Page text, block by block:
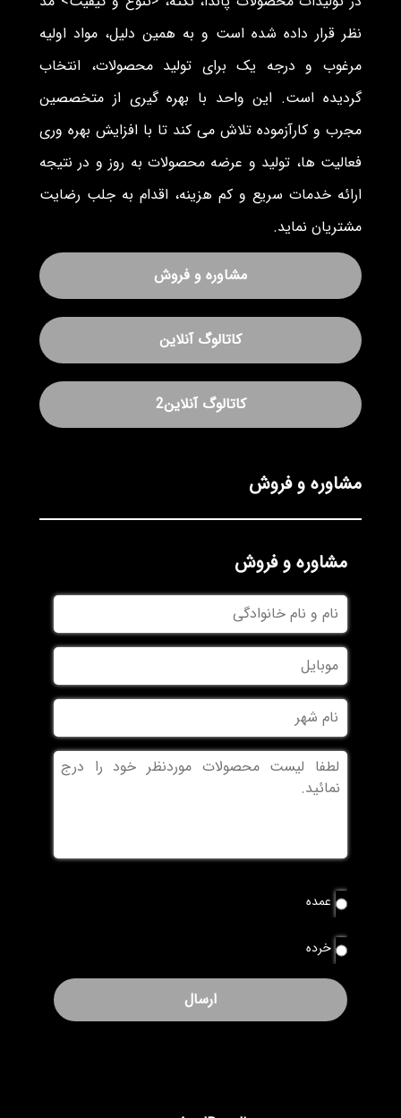
نظر قرار داده شده است و به همین دلیل، مواد اولیه
مرغوب و درجه یک برای تولید محصولات، انتخاب
گردیده است. این واحد با بهره گیری از متخصصین
مجرب و کارآزموده تلاش می کند تا با افزایش بهره وری
فعالیت ها، تولید و عرضه محصولات به روز و در نتیجه
ارائه خدمات سریع و کم هزینه، اقدام به جلب رضایت
مشتریان نماید.
مشاوره و فروش
کاتالوگ آنلاین
کاتالوگ آنلاین2
مشاوره و فروش
مشاوره و فروش
نام
و
نام
خانوادگی
موبایل
نام
شهر
بدون
عنوان
نوع
سفارش
عمده
خرده